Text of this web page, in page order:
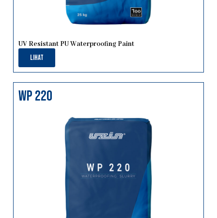
UV Resistant PU Waterproofing Paint
Lihat
wp 220